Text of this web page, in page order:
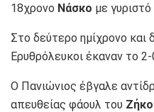
18χρονο Νάσκο με γυριστό
Στο δεύτερο ημίχρονο και
Ερυθρόλευκοι έκαναν το
Ο Πανιώνιος έβγαλε
απευθείας φάουλ του